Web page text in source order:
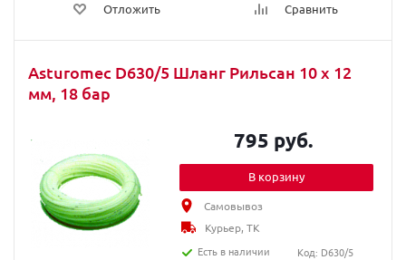
Отложить Сравнить
Asturomec D630/5 Шланг Рильсан 10 х 12
мм, 18 бар
795 руб.
В корзину
Самовывоз
Курьер, ТК
Есть в наличии
Код: D630/5